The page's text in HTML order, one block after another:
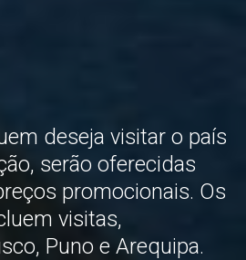
deseja visitar o país
serão oferecidas
promocionais. Os
visitas,
Puno e Arequipa.